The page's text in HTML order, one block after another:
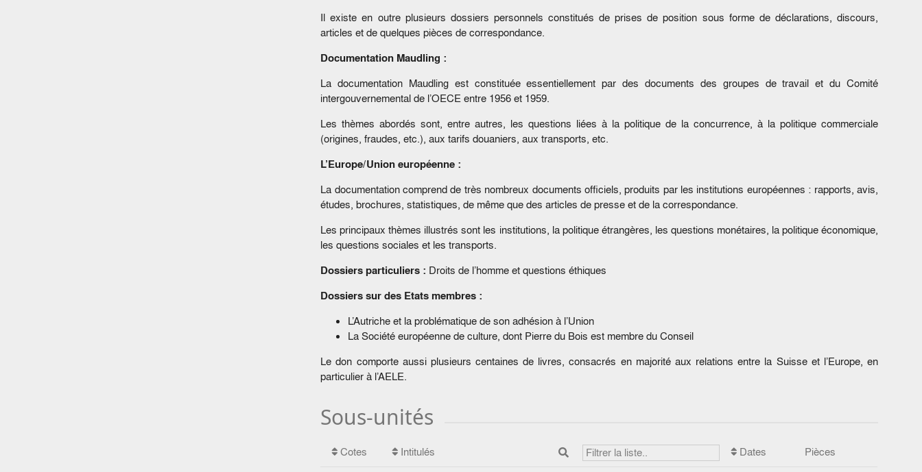
Il existe en outre plusieurs dossiers personnels constitués de prises de position sous forme de déclarations, discours,
articles et de quelques pièces de correspondance.
Documentation Maudling :
La documentation Maudling est constituée essentiellement par des documents des groupes de travail et du Comité
intergouvernemental de l’OECE entre 1956 et 1959.
Les thèmes abordés sont, entre autres, les questions liées à la politique de la concurrence, à la politique commerciale
(origines, fraudes, etc.), aux tarifs douaniers, aux transports, etc.
L’Europe/Union européenne :
La documentation comprend de très nombreux documents officiels, produits par les institutions européennes : rapports, avis,
études, brochures, statistiques, de même que des articles de presse et de la correspondance.
Les principaux thèmes illustrés sont les institutions, la politique étrangères, les questions monétaires, la politique économique,
les questions sociales et les transports.
Dossiers particuliers : Droits de l’homme et questions éthiques
Dossiers sur des Etats membres :
L’Autriche et la problématique de son adhésion à l’Union
La Société européenne de culture, dont Pierre du Bois est membre du Conseil
Le don comporte aussi plusieurs centaines de livres, consacrés en majorité aux relations entre la Suisse et l’Europe, en
particulier à l’AELE.
Sous-unités
Cotes Intitulés Dates
Pièces